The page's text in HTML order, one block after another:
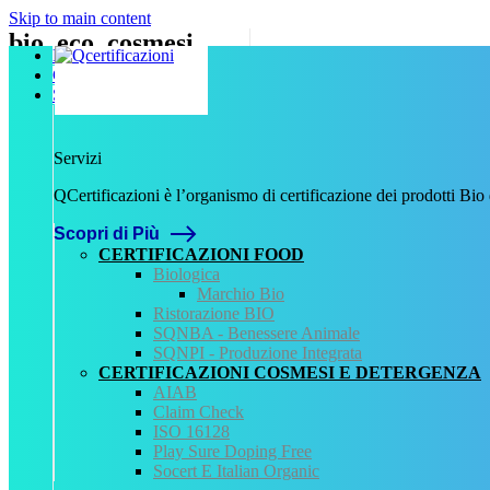
Skip to main content
Home
Chi Siamo
Servizi
Servizi
QCertificazioni è l’organismo di certificazione dei prodotti
Scopri di Più
CERTIFICAZIONI FOOD
Biologica
Marchio Bio
Ristorazione BIO
SQNBA - Benessere Animale
SQNPI - Produzione Integrata
CERTIFICAZIONI COSMESI E DETERGENZA
AIAB
Claim Check
ISO 16128
Play Sure Doping Free
Socert E Italian Organic
bio_eco_cosmesi
Scritto da
Precedente
Lascia un commento
Devi essereconnessoper inviare un commento.
CHI SIAMO
REGISTRO CERTIFICATI
NORMATIVA
AREA DOWNLOAD
POLITICA QHSE
FAQ – DOMANDE FREQUENTI
CONTATTI